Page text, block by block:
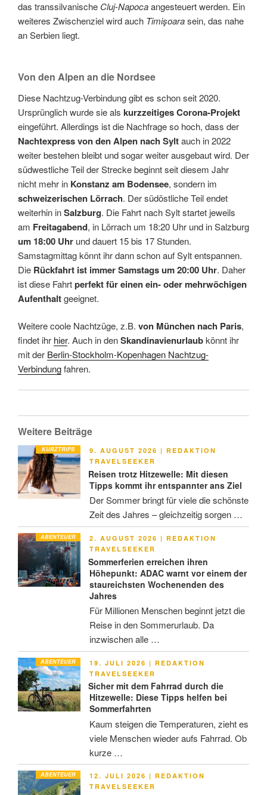
das transsilvanische Cluj-Napocaangesteuert werden. Ein
weiteres Zwischenziel wird auch Timişoarasein, das nahe
an Serbien liegt.
Von den Alpen an die Nordsee
Diese Nachtzug-Verbindung gibt es schon seit 2020.
Ursprünglich wurde sie als kurzzeitiges Corona-Projekt
eingeführt. Allerdings ist die Nachfrage so hoch, dass der
Nachtexpress von den Alpen nach Syltauch in 2022
weiter bestehen bleibt und sogar weiter ausgebaut wird. Der
südwestliche Teil der Strecke beginnt seit diesem Jahr
nicht mehr in Konstanz am Bodensee, sondern im
schweizerischen Lörrach. Der südöstliche Teil endet
weiterhin inSalzburg. Die Fahrt nach Sylt startet jeweils
am Freitagabend, in Lörrach um 18:20 Uhr und in Salzburg
um 18:00 Uhr und dauert 15 bis 17 Stunden.
Samstagmittag könnt ihr dann schon auf Sylt entspannen.
Die Rückfahrt ist immer Samstags um 20:00 Uhr. Daher
ist diese Fahrtperfekt für einen ein- oder mehrwöchigen
Aufenthaltgeeignet.
Weitere coole Nachtzüge, z.B. von München nach Paris,
findet ihr hier. Auch in denSkandinavienurlaubkönnt ihr
mit der Berlin-Stockholm-Kopenhagen Nachtzug-
Verbindungfahren.
Weitere Beiträge
KURZTRIPS
VERÖFFENTLICHT
AM
9. AUGUST 2026 | REDAKTION
TRAVELSEEKER
Reisen trotz Hitzewelle: Mit diesen
Tipps kommt ihr entspannter ans Ziel
Der Sommer bringt für viele die schönste
Zeit des Jahres – gleichzeitig sorgen …
ABENTEUER
VERÖFFENTLICHT
AM
2. AUGUST 2026 | REDAKTION
TRAVELSEEKER
Sommerferien erreichen ihren
Höhepunkt: ADAC warnt vor einem der
staureichsten Wochenenden des
Jahres
Für Millionen Menschen beginnt jetzt die
Reise in den Sommerurlaub. Da
inzwischen alle …
ABENTEUER
VERÖFFENTLICHT
AM
19. JULI 2026 | REDAKTION
TRAVELSEEKER
Sicher mit dem Fahrrad durch die
Hitzewelle: Diese Tipps helfen bei
Sommerfahrten
Kaum steigen die Temperaturen, zieht es
viele Menschen wieder aufs Fahrrad. Ob
kurze …
ABENTEUER
VERÖFFENTLICHT
AM
12. JULI 2026 | REDAKTION
TRAVELSEEKER